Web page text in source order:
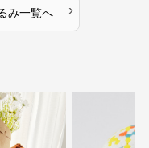
み一覧へ ›